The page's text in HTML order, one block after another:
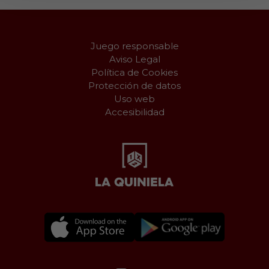
Juego responsable
Aviso Legal
Política de Cookies
Protección de datos
Uso web
Accesibilidad